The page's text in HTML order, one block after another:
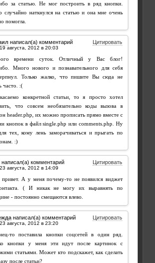
за статью. Не мог построить в ряд кнопки.
случайно наткнулся на статью и она мне очень
помогла.
написал(а) комментарий Цитировать
времени суток. Отличный у Вас блог!
Много нового и познавательного для себя
Только жалко, что пишите Вы сюда не
часто. :(
конкретной статьи, то я просто хотел
что совсем необязательно коды вызова в
header.php, их можно прописать прямо вместе с
кнопок в файл single.php или comments.php. Ну
тех, кому лень заморачиваться и прыгать по
:)
написал(а) комментарий Цитировать
привет. А у меня почему-то не появился виджет
( И никак не могу их выравнять по
- постоянно смещаются влево.
написал(а) комментарий Цитировать
то поставила кнопки соцсетей в один ряд.
кнопки у меня эти идут после картинок с
статьями. Может кто подскажет, как сделать
после статьи?